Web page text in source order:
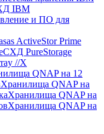
IBM
и ПО для
ActiveStor Prime
СХД PureStorage
//X
QNAP на 12
Хранилища QNAP на
Хранилища QNAP на
Хранилища QNAP на